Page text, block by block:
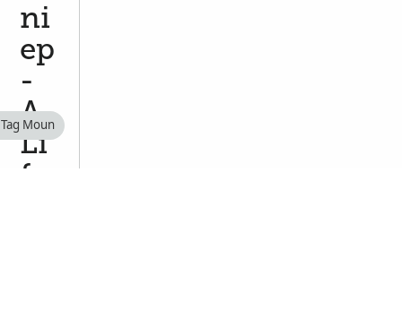
ni
ep
-
A
Li
fe
Tag Moun